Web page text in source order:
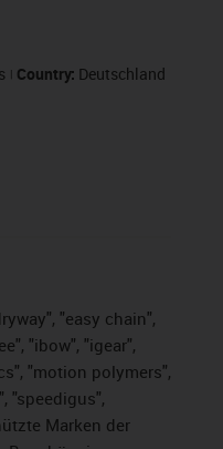
Country: Deutschland
"easy chain",
"ibow", "igear",
"motion polymers",
"speedigus",
Marken der